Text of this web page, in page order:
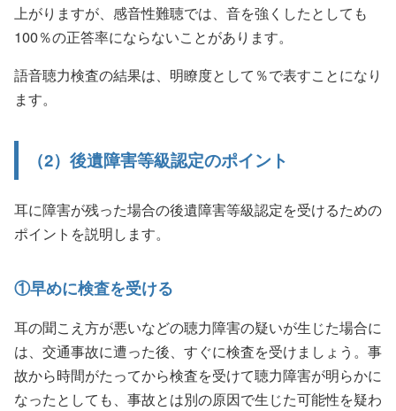
上がりますが、感音性難聴では、音を強くしたとしても
100％の正答率にならないことがあります。
語音聴力検査の結果は、明瞭度として％で表すことになり
ます。
（2）後遺障害等級認定のポイント
耳に障害が残った場合の後遺障害等級認定を受けるための
ポイントを説明します。
①早めに検査を受ける
耳の聞こえ方が悪いなどの聴力障害の疑いが生じた場合に
は、交通事故に遭った後、すぐに検査を受けましょう。事
故から時間がたってから検査を受けて聴力障害が明らかに
なったとしても、事故とは別の原因で生じた可能性を疑わ